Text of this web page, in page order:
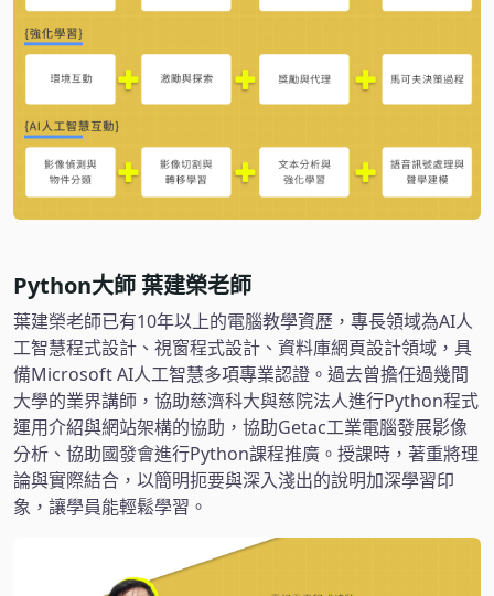
Python大師 葉建榮老師
葉建榮老師已有10年以上的電腦教學資歷，專長領域為AI人
工智慧程式設計、視窗程式設計、資料庫網頁設計領域，具
備Microsoft AI人工智慧多項專業認證。過去曾擔任過幾間
大學的業界講師，協助慈濟科大與慈院法人進行Python程式
運用介紹與網站架構的協助，協助Getac工業電腦發展影像
分析、協助國發會進行Python課程推廣。授課時，著重將理
論與實際結合，以簡明扼要與深入淺出的說明加深學習印
象，讓學員能輕鬆學習。